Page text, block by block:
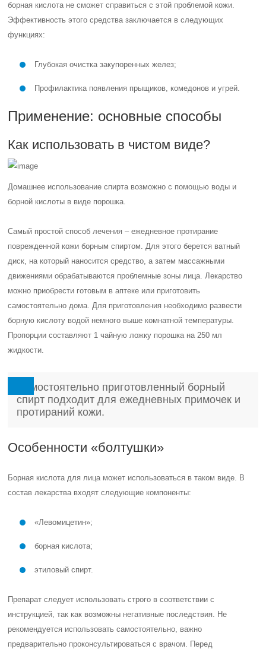
борная кислота не сможет справиться с этой проблемой кожи.
Эффективность этого средства заключается в следующих
функциях:
Глубокая очистка закупоренных желез;
Профилактика появления прыщиков, комедонов и угрей.
Применение: основные способы
Как использовать в чистом виде?
Домашнее использование спирта возможно с помощью воды и
борной кислоты в виде порошка.
Самый простой способ лечения – ежедневное протирание
поврежденной кожи борным спиртом. Для этого берется ватный
диск, на который наносится средство, а затем массажными
движениями обрабатываются проблемные зоны лица. Лекарство
можно приобрести готовым в аптеке или приготовить
самостоятельно дома. Для приготовления необходимо развести
борную кислоту водой немного выше комнатной температуры.
Пропорции составляют 1 чайную ложку порошка на 250 мл
жидкости.
Самостоятельно приготовленный борный
спирт подходит для ежедневных примочек и
протираний кожи.
Особенности «болтушки»
Борная кислота для лица может использоваться в таком виде. В
состав лекарства входят следующие компоненты:
«Левомицетин»;
борная кислота;
этиловый спирт.
Препарат следует использовать строго в соответствии с
инструкцией, так как возможны негативные последствия. Не
рекомендуется использовать самостоятельно, важно
предварительно проконсультироваться с врачом. Перед